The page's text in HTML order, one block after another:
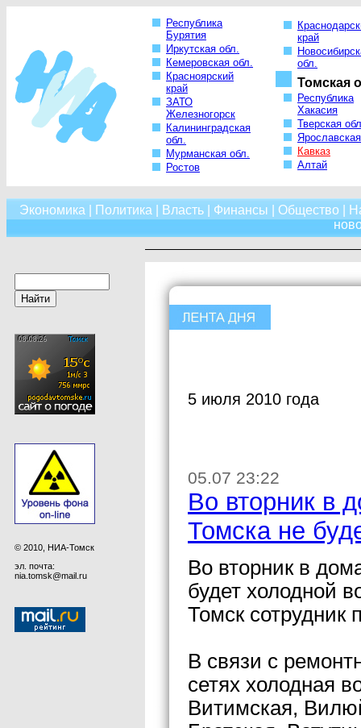
Республика
Бурятия
Иркутская обл.
Кемеровская обл.
Красноярский
край
ЗАТО
Железногорск
Калининградская
обл.
Мурманская обл.
Ростов
край
обл.
Томская
Республика
Хакасия
Тверская
Кавказ
Алтай
Экономика Политика Власть| Финансы Общество
© 2010, НИА-Томск
эл. почта:
nia.tomsk@mail.ru
5 июля 2010 года
05.07 23:22
Во вторник в
Томска не
Во вторник в
будет холодной
Томск
В связи с
сетях холодная
Витимская,